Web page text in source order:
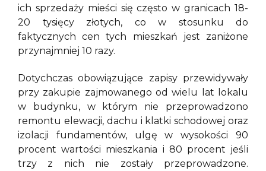
ich sprzedaży mieści się często w granicach 18-
20 tysięcy złotych, co w stosunku do
faktycznych cen tych mieszkań jest zaniżone
przynajmniej 10 razy.
Dotychczas obowiązujące zapisy przewidywały
przy zakupie zajmowanego od wielu lat lokalu
w budynku, w którym nie przeprowadzono
remontu elewacji, dachu i klatki schodowej oraz
izolacji fundamentów, ulgę w wysokości 90
procent wartości mieszkania i 80 procent jeśli
trzy z nich nie zostały przeprowadzone.